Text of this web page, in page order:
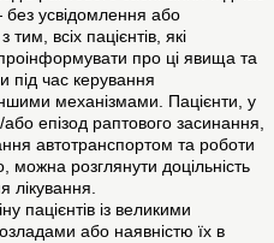
без усвідомлення або
всіх пацієнтів, які
про ці явища та
під час керування
механізмами. Пацієнти, у
або епізод раптового засинання,
автотранспортом та роботи
можна розглянути доцільність
лікування.
пацієнтів із великими
або наявністю їх в